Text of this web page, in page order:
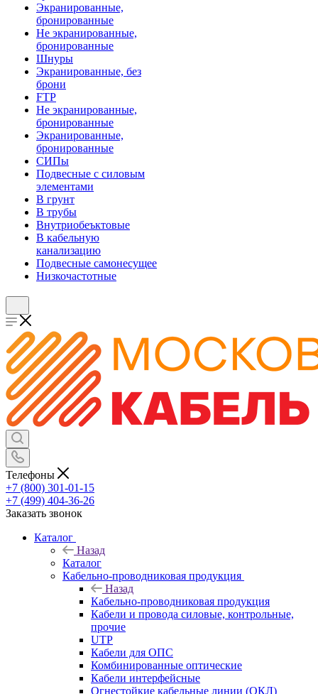
Экранированные,
бронированные
Не экранированные,
бронированные
Шнуры
Экранированные, без
брони
FTP
Не экранированные,
бронированные
Экранированные,
бронированные
СИПы
Подвесные с силовым
элементами
В грунт
В трубы
Внутриобеъктовые
В кабельную
канализацию
Подвесные самонесущее
Низкочастотные
Телефоны
+7 (800) 301-01-15
+7 (499) 404-36-26
Заказать звонок
Каталог
Назад
Каталог
Кабельно-проводниковая продукция
Назад
Кабельно-проводниковая продукция
Кабели и провода силовые, контрольные,
прочие
UTP
Кабели для ОПС
Комбинированные оптические
Кабели интерфейсные
Огнестойкие кабельные линии (ОКЛ)